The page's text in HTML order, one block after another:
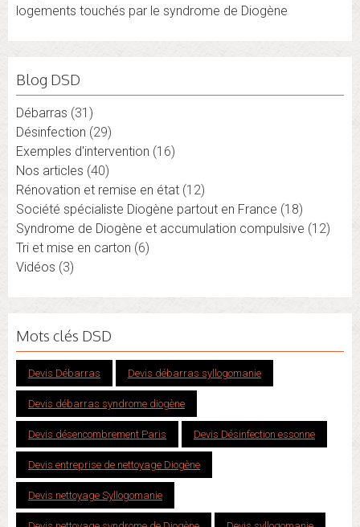
logements touchés par le syndrome de Diogène
Blog DSD
Débarras (31)
Désinfection (29)
Exemples d'intervention (16)
Nos articles (40)
Rénovation et remise en état (12)
Société spécialiste Diogène partout en France (18)
Syndrome de Diogène et accumulation compulsive (12)
Tri et mise en carton (6)
Vidéos (3)
Mots clés DSD
Devis Débarras Devis débarras syllogomanie
Devis débarras syndrome diogène
Devis désencombrement Paris Devis Désinfection essonne
Devis entreprise de nettoyage Diogène
Devis nettoyage Syllogomanie